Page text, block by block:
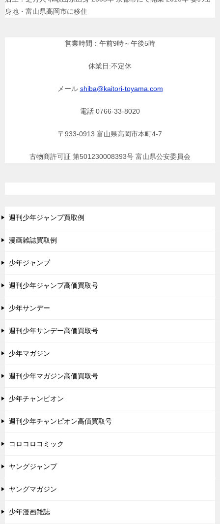
身地・富山県高岡市に移住
営業時間：午前9時～午後5時
休業日:不定休
メール shiba@kaitori-toyama.com
電話 0766-33-8020
〒933-0913 富山県高岡市本町4-7
古物商許可証 第501230008393号 富山県公安委員会
週刊少年ジャンプ買取例
漫画雑誌買取例
少年ジャンプ
週刊少年ジャンプ高価買取号
少年サンデー
週刊少年サンデー高価買取号
少年マガジン
週刊少年マガジン高価買取号
少年チャンピオン
週刊少年チャンピオン高価買取号
コロコロコミック
ヤングジャンプ
ヤングマガジン
少年漫画雑誌